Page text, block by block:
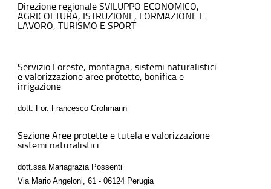
Direzione regionale SVILUPPO ECONOMICO,
AGRICOLTURA, ISTRUZIONE, FORMAZIONE E
LAVORO, TURISMO E SPORT
Servizio Foreste, montagna, sistemi naturalistici
e valorizzazione aree protette, bonifica e
irrigazione
dott. For. Francesco Grohmann
Sezione Aree protette e tutela e valorizzazione
sistemi naturalistici
dott.ssa Mariagrazia Possenti
Via Mario Angeloni, 61 - 06124 Perugia